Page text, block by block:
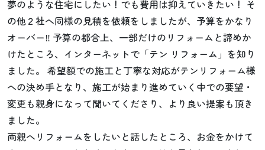
夢のような住宅にしたい！でも費用は抑えていきたい！ そ
の他２社へ同様の見積を依頼をしましたが、予算をかなり
オーバー‼ 予算の都合上、一部だけのリフォームと諦めか
けたところ、インターネットで「テン リフォーム」を知り
ました。 希望額での施工と丁寧な対応がテンリフォーム様
への決め手となり、施工が始まり進めていく中での要望・
変更も親身になって聞いてくださり、より良い提案も頂き
ました。
両親へリフォームをしたいと話したところ、お金をかけて